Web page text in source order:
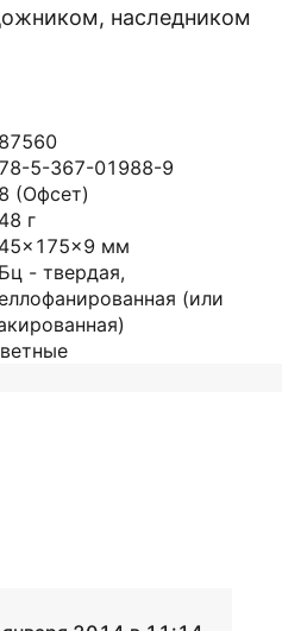
наследником
5-367-01988-9
(Офсет)
г
мм
- твердая,
(или